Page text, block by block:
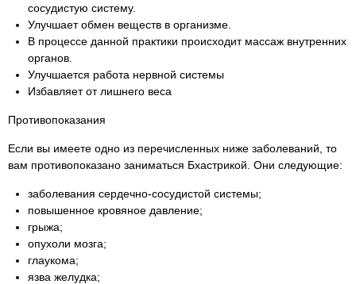
сосудистую систему.
Улучшает обмен веществ в организме.
В процессе данной практики происходит массаж внутренних
органов.
Улучшается работа нервной системы
Избавляет от лишнего веса
Противопоказания
Если вы имеете одно из перечисленных ниже заболеваний, то
вам противопоказано заниматься Бхастрикой. Они следующие:
заболевания сердечно-сосудистой системы;
повышенное кровяное давление;
грыжа;
опухоли мозга;
глаукома;
язва желудка;